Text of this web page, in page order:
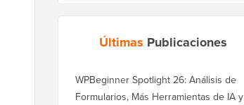
Últimas Publicaciones
WPBeginner Spotlight 26: Análisis de
Formularios, Más Herramientas de IA y